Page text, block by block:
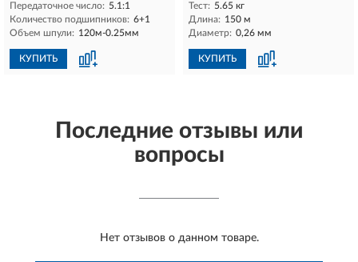
Передаточное число: 5.1:1
Количество подшипников: 6+1
Объем шпули: 120м-0.25мм
КУПИТЬ
Тест: 5.65 кг
Длина: 150 м
Диаметр: 0,26 мм
КУПИТЬ
Последние отзывы или
вопросы
Нет отзывов о данном товаре.